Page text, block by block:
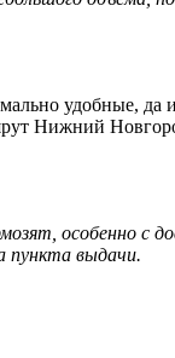
удобные, да
Нижний
особенно с
пункта выдачи.